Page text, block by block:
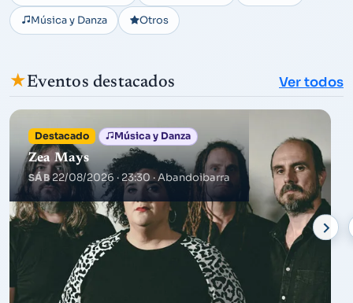
Música y Danza Otros
★Eventos destacados Ver todos
Destacado
Música y Danza
Zea Mays
SÁB22/08/2026 · 23:30 · Abandoibarra